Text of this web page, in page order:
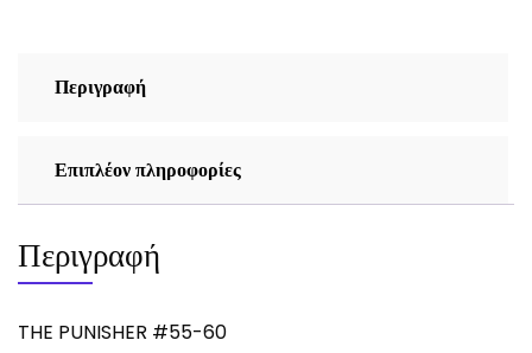
Περιγραφή
Επιπλέον πληροφορίες
Περιγραφή
THE PUNISHER #55-60